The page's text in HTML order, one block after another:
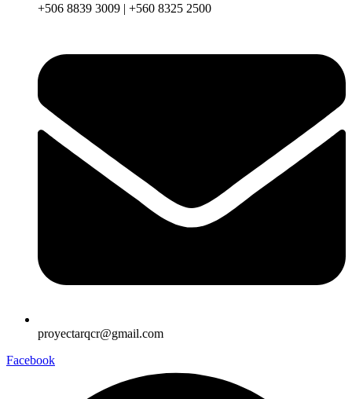
+506 8839 3009 | +560 8325 2500
proyectarqcr@gmail.com
Facebook